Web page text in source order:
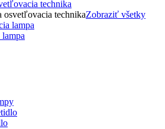
technika
osvetľovacia technikaZobraziť všetky